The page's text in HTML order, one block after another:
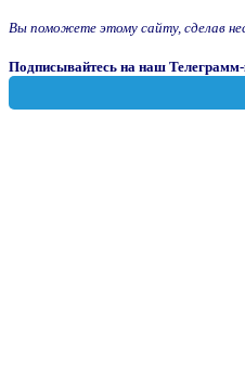
Вы поможете этому сайту, сделав
Подписывайтесь на наш